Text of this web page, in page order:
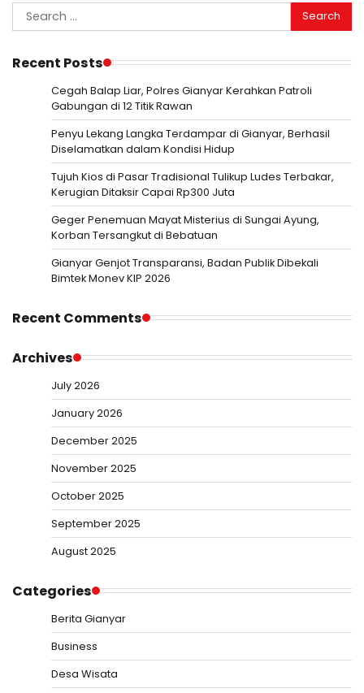
Search
for:
Recent Posts
Cegah Balap Liar, Polres Gianyar Kerahkan Patroli
Gabungan di 12 Titik Rawan
Penyu Lekang Langka Terdampar di Gianyar, Berhasil
Diselamatkan dalam Kondisi Hidup
Tujuh Kios di Pasar Tradisional Tulikup Ludes Terbakar,
Kerugian Ditaksir Capai Rp300 Juta
Geger Penemuan Mayat Misterius di Sungai Ayung,
Korban Tersangkut di Bebatuan
Gianyar Genjot Transparansi, Badan Publik Dibekali
Bimtek Monev KIP 2026
Recent Comments
Archives
July 2026
January 2026
December 2025
November 2025
October 2025
September 2025
August 2025
Categories
Berita Gianyar
Business
Desa Wisata